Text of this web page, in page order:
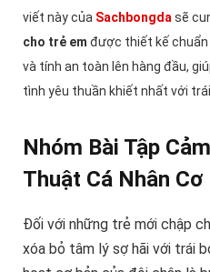
viết này của Sachbongda sẽ
cho trẻ em được thiết kế chuẩn
và tính an toàn lên hàng đầu,
tình yêu thuần khiết nhất với
Nhóm Bài Tập
Thuật Cá Nhân Cơ
Đối với những trẻ mới chập
xóa bỏ tâm lý sợ hãi với trái